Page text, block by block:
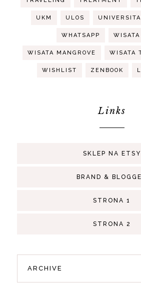
UKM ULOS
WHATSAPP
WISATA MANGROVE WISATA
WISHLIST ZENBOOK
Links
SKLEP NA ETSY
BRAND &
STRONA 1
STRONA 2
ARCHIVE